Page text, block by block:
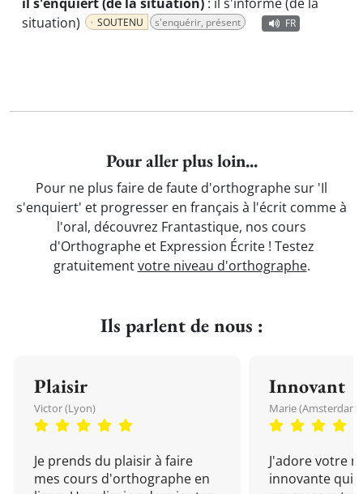
situation)
SOUTENU s'enquérir, présent FR
Pour aller plus loin...
Pour ne plus faire de faute d'orthographe sur 'Il
s'enquiert' et progresser en français à l'écrit comme à
l'oral, découvrez Frantastique, nos cours
d'Orthographe et Expression Écrite ! Testez
gratuitementvotre niveau d'orthographe.
Ils parlent de nous :
Plaisir
Victor (Lyon)
Je prends du plaisir à faire
mes cours d'orthographe en
Innovant
Marie (Amsterdam)
J'adore votre
innovante qui